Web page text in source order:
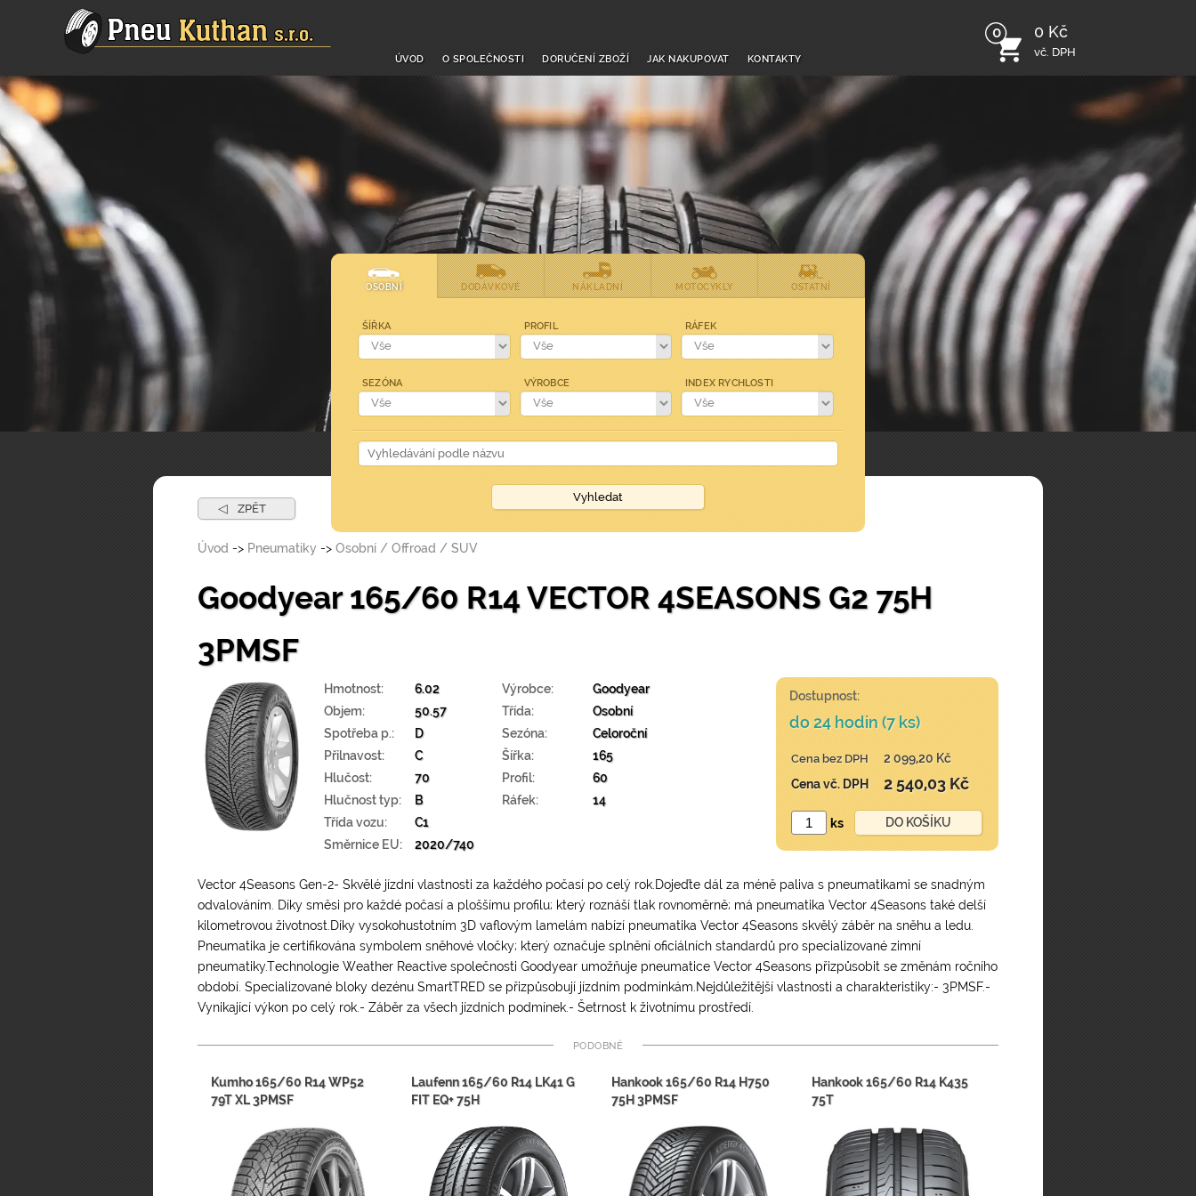
Úvod O společnosti Doručení zboží Jak nakupovat Kontakty
0 0 Kč
vč. DPH
OSOBNÍ DODÁVKOVÉ NÁKLADNÍ MOTOCYKLY OSTATNÍ
ŠÍŘKA PROFIL RÁFEK
SEZÓNA VÝROBCE INDEX RYCHLOSTI
◁ ZPĚT
Úvod -> Pneumatiky -> Osobní / Offroad / SUV
Goodyear 165/60 R14 VECTOR 4SEASONS G2 75H
3PMSF
Hmotnost:
6.02
Objem:
50.57
Spotřeba p.:
D
Přilnavost:
C
Hlučost:
70
Hlučnost typ:
B
Třída vozu:
C1
Směrnice EU:
2020/740
Výrobce:
Goodyear
Třída:
Osobní
Sezóna:
Celoroční
Šířka:
165
Profil:
60
Ráfek:
14
Dostupnost:
do 24 hodin (7 ks)
Cena bez DPH
2 099,20 Kč
Cena vč. DPH
2 540,03 Kč
ks
Vector 4Seasons Gen-2- Skvělé jízdní vlastnosti za každého počasí po celý rok.Dojeďte dál za méně paliva s pneumatikami se snadným
odvalováním. Díky směsi pro každé počasí a ploššímu profilu; který roznáší tlak rovnoměrně; má pneumatika Vector 4Seasons také delší
kilometrovou životnost.Díky vysokohustotním 3D vaflovým lamelám nabízí pneumatika Vector 4Seasons skvělý záběr na sněhu a ledu.
Pneumatika je certifikována symbolem sněhové vločky; který označuje splnění oficiálních standardů pro specializované zimní
pneumatiky.Technologie Weather Reactive společnosti Goodyear umožňuje pneumatice Vector 4Seasons přizpůsobit se změnám ročního
období. Specializované bloky dezénu SmartTRED se přizpůsobují jízdním podmínkám.Nejdůležitější vlastnosti a charakteristiky:- 3PMSF.-
Vynikající výkon po celý rok.- Záběr za všech jízdních podmínek.- Šetrnost k životnímu prostředí.
Podobné
Kumho 165/60 R14 WP52
79T XL 3PMSF
Laufenn 165/60 R14 LK41 G
FIT EQ+ 75H
Hankook 165/60 R14 H750
75H 3PMSF
Hankook 165/60 R14 K435
75T